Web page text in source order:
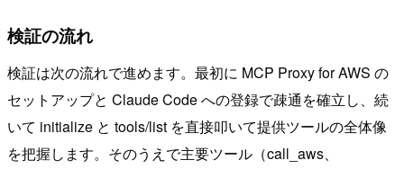
検証の流れ
検証は次の流れで進めます。最初に MCP Proxy for AWS の
セットアップと Claude Code への登録で疎通を確立し、続
いて initialize と tools/list を直接叩いて提供ツールの全体像
を把握します。そのうえで主要ツール（call_aws、